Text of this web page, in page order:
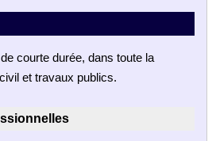
courte durée, dans toute la
et travaux publics.